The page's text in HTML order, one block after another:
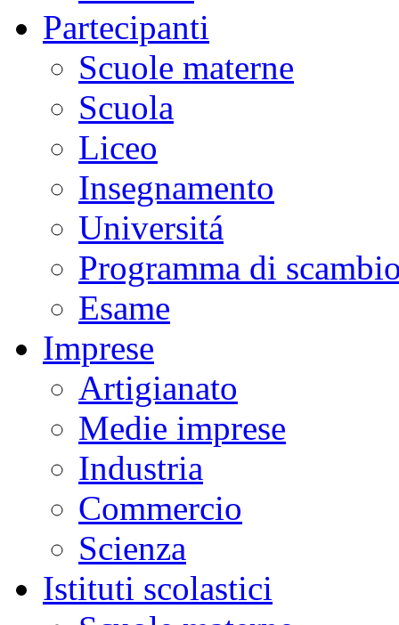
Partecipanti
Scuole materne
Scuola
Liceo
Insegnamento
Universitá
Programma di
Esame
Imprese
Artigianato
Medie imprese
Industria
Commercio
Scienza
Istituti scolastici